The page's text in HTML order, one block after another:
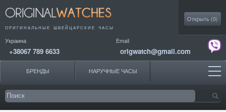
ОРИГИНАЛЬНЫЕ ШВЕЙЦАРСКИЕ ЧАСЫ
Украина
+38067 789 6633
Email
origwatch@gmail.com
Открыть (0)
БРЕНДЫ НАРУЧНЫЕ ЧАСЫ